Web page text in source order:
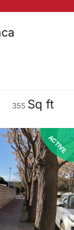
355 Sq ft
ACTIVE